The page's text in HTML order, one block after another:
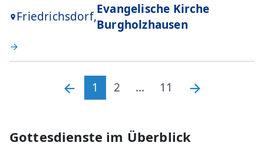
Friedrichsdorf,
Evangelische Kirche
Burgholzhausen
1 2 ... 11
Gottesdienste im Überblick